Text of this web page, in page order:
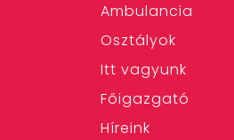
Ambulancia
Osztályok
Itt vagyunk
Főigazgató
Híreink